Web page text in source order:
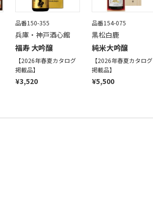
品番150-355
兵庫・神戸酒心館
福寿 大吟醸
【2026年春夏カタログ
掲載品】
¥3,520
品番154-075
黒松白鹿
純米大吟醸
【2026年春夏カタログ
掲載品】
¥5,500